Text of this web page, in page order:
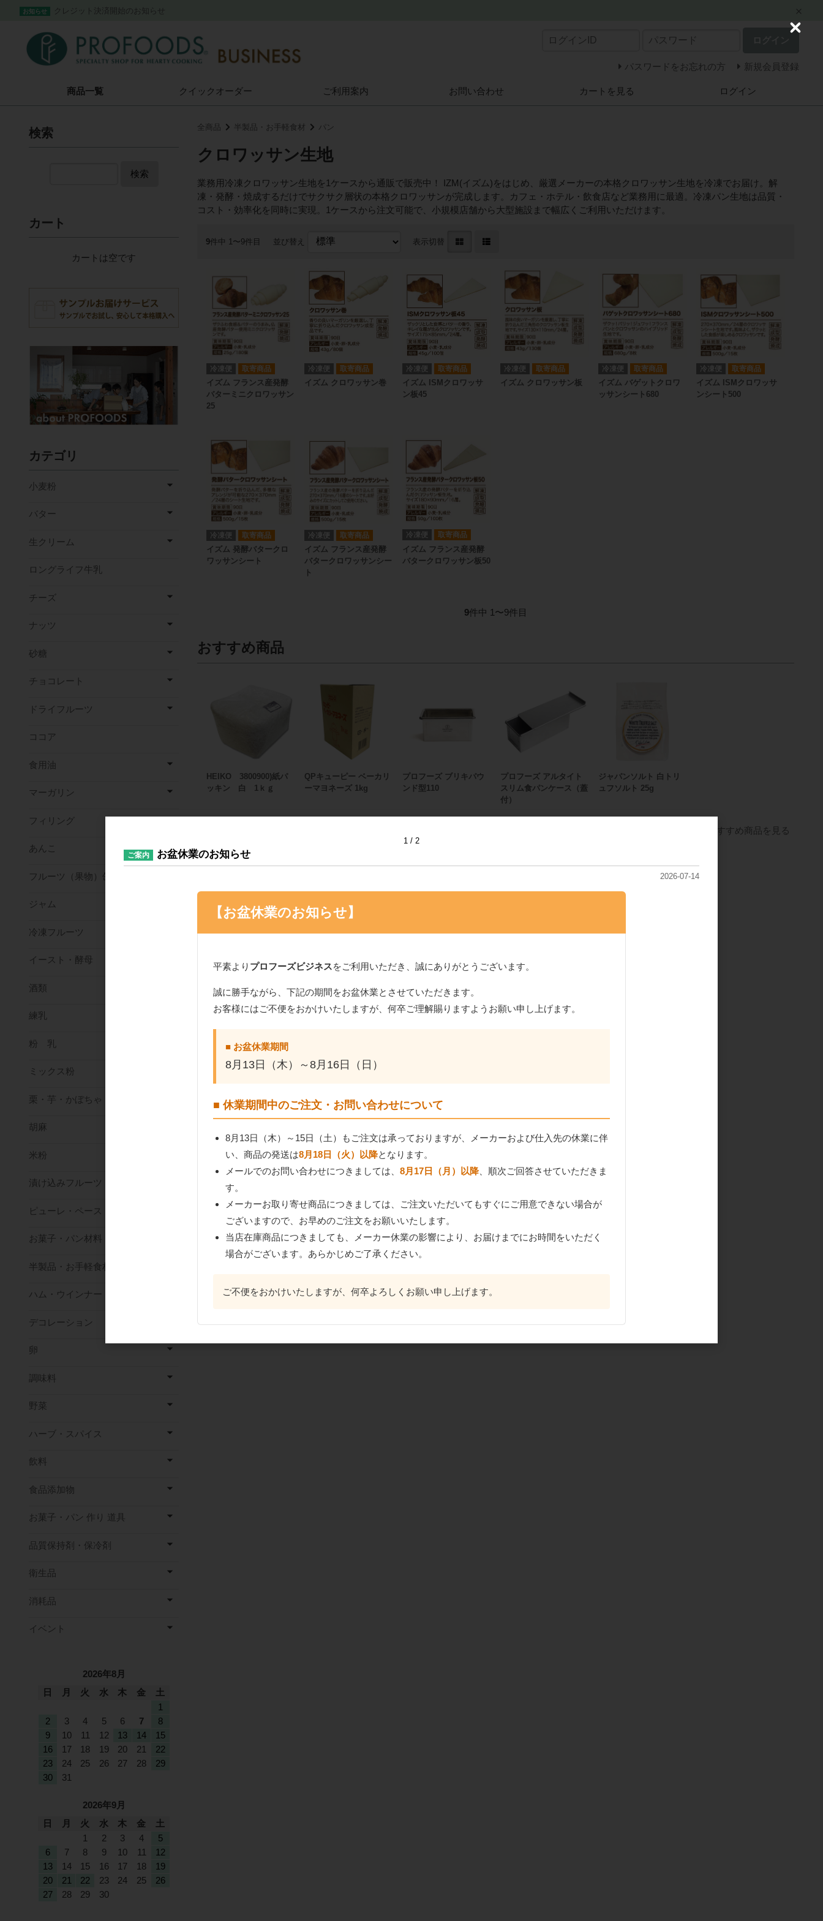
お知らせ クレジット決済開始のお知らせ
パスワードをお忘れの方 新規会員登録
商品一覧 クイック オーダー ご利用案内 お問い合わせ カートを見る ログイン
全商品 半製品・お手軽食材 パン
クロワッサン生地
業務用冷凍クロワッサン生地を1ケースから通販で販売中！ IZM(イズム)をはじめ、厳選メーカーの本格クロワッサン生地を冷凍でお届け。解
凍・発酵・焼成するだけでサクサク層状の本格クロワッサンが完成します。カフェ・ホテル・飲食店など業務用に最適。冷凍パン生地は品質・
コスト・効率化を同時に実現。1ケースから注文可能で、小規模店舗から大型施設まで幅広くご利用いただけます。
9件中 1〜9件目 並び替え 表示切替
冷凍便 取寄商品
イズム フランス産発酵
バターミニクロワッサン
25
冷凍便 取寄商品
イズム クロワッサン巻
冷凍便 取寄商品
イズム ISMクロワッサ
ン板45
冷凍便 取寄商品
イズム クロワッサン板
冷凍便 取寄商品
イズム バゲットクロワ
ッサンシート680
冷凍便 取寄商品
イズム ISMクロワッサ
ンシート500
冷凍便 取寄商品
イズム 発酵バタークロ
ワッサンシート
冷凍便 取寄商品
イズム フランス産発酵
バタークロワッサンシー
ト
冷凍便 取寄商品
イズム フランス産発酵
バタークロワッサン板50
9件中 1〜9件目
おすすめ商品
HEIKO 3800900)紙パ
ッキン 白 1ｋｇ
QPキューピー ベーカリ
ーマヨネーズ 1kg
プロフーズ ブリキパウ
ンド型110
プロフーズ アルタイト
スリム食パンケース（蓋
付）
ジャパンソルト 白トリ
ュフソルト 25g
すべてのおすすめ商品を見る
検索
検索
カート
カートは空です
カテゴリ
小麦粉
バター
生クリーム
ロングライフ牛乳
チーズ
ナッツ
砂糖
チョコレート
ドライフルーツ
ココア
食用油
マーガリン
フィリング
あんこ
フルーツ（果物）缶詰
ジャム
冷凍フルーツ
イースト・酵母
酒類
練乳
粉 乳
ミックス粉
栗・芋・かぼちゃ
胡麻
米粉
漬け込みフルーツ
ピューレ・ペースト
お菓子・パン材料
半製品・お手軽食材
ハム・ウインナー
デコレーション
卵
調味料
野菜
ハーブ・スパイス
飲料
食品添加物
お菓子・パン 作り 道具
品質保持剤・保冷剤
衛生品
消耗品
イベント
2026年8月
日
月 火 水 木 金
土
1
2
3 4 5 6 7
8
9
10 11 12 13 14
15
16
17 18 19 20 21
22
23
24 25 26 27 28
29
30
31
2026年9月
日
月 火 水 木 金
土
1
2 3 4
5
6
7 8 9 10 11
12
13
14 15 16 17 18
19
20
21 22 23 24 25
26
27
28 29 30
1 2
ご案内 お盆休業のお知らせ
2026-07-14
【お盆休業のお知らせ】
平素より プロフーズビジネスをご利用いただき、誠にありがとうございます。
誠に勝手ながら、下記の期間をお盆休業とさせていただきます。
お客様にはご不便をおかけいたしますが、何卒ご理解賜りますようお願い申し上げます。
■ お盆休業期間
8月13日（木）～8月16日（日）
■ 休業期間中のご注文・お問い合わせについて
8月13日（木）～15日（土）もご注文は承っておりますが、メーカーおよび仕入先の休業に伴
い、商品の発送は8月18日（火）以降となります。
メールでのお問い合わせにつきましては、 8月17日（月）以降、順次ご回答させていただきま
す。
メーカーお取り寄せ商品につきましては、ご注文いただいてもすぐにご用意できない場合が
ございますので、お早めのご注文をお願いいたします。
当店在庫商品につきましても、メーカー休業の影響により、お届けまでにお時間をいただく
場合がございます。あらかじめご了承ください。
ご不便をおかけいたしますが、何卒よろしくお願い申し上げます。
C
s
e